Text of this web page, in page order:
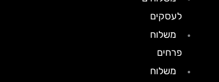
לעסקים
משלוח
פרחים
משלוח